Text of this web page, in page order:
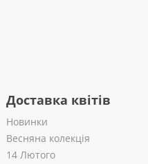
Доставка квітів
Новинки
Весняна колекція
14 Лютого